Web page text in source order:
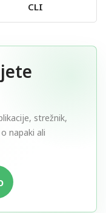
CLI
strežnik,
napaki ali